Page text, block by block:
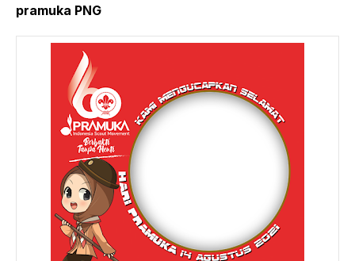
pramuka PNG